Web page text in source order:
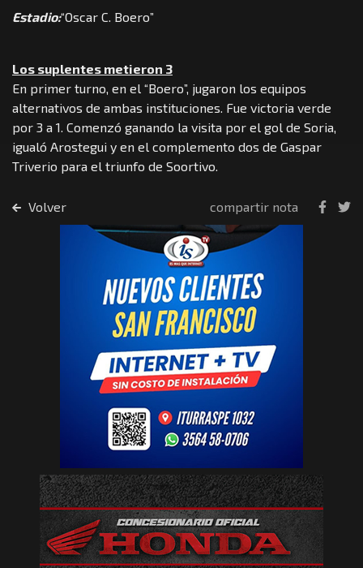
Estadio:“Oscar C. Boero”
Los suplentes metieron 3
En primer turno, en el “Boero”, jugaron los equipos
alternativos de ambas instituciones. Fue victoria verde
por 3 a 1. Comenzó ganando la visita por el gol de Soria,
igualó Arostegui y en el complemento dos de Gaspar
Triverio para el triunfo de Soortivo.
Volver compartir nota